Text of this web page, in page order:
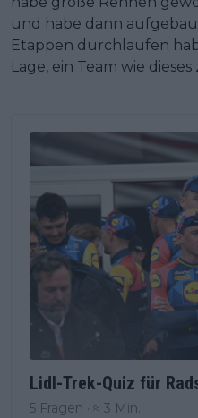
und habe dann
Etappen durchlaufen
Lage, ein Team wie
Lidl-Trek-Quiz für
5 Fragen · ≈ 3 Min.